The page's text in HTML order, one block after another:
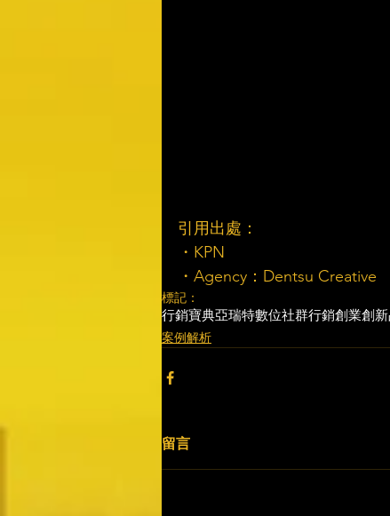
引用出處：
・KPN
・Agency：Dentsu Creative
標記：
行銷寶典亞瑞特數位社群行銷創業創新
案例解析
留言